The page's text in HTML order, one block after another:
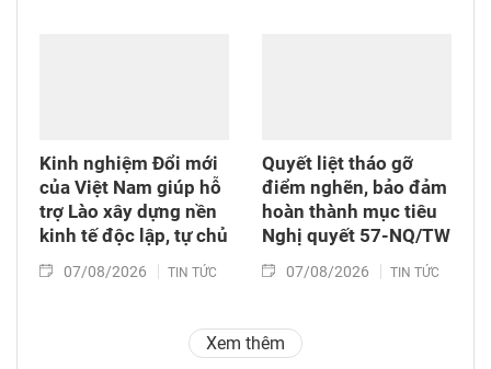
Kinh nghiệm Đổi mới
của Việt Nam giúp hỗ
trợ Lào xây dựng nền
kinh tế độc lập, tự chủ
07/08/2026 TIN TỨC
Quyết liệt tháo gỡ
điểm nghẽn, bảo đảm
hoàn thành mục tiêu
Nghị quyết 57-NQ/TW
07/08/2026 TIN TỨC
Xem thêm